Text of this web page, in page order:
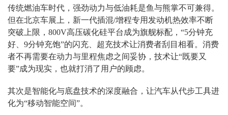
传统燃油车时代，强劲动力与低油耗是鱼与熊掌不可兼得。
但在北京车展上，新一代插混/增程专用发动机热效率不断
突破上限，800V高压碳化硅平台成为旗舰标配，“5分钟充
好、9分钟充饱”的闪充、超充技术让消费者刮目相看。消费
者不再需要在动力与里程焦虑之间妥协，技术让“既要又
要”成为现实，也就打消了用户的顾虑。
其次是智能化与底盘技术的深度融合，让汽车从代步工具进
化为“移动智能空间”。